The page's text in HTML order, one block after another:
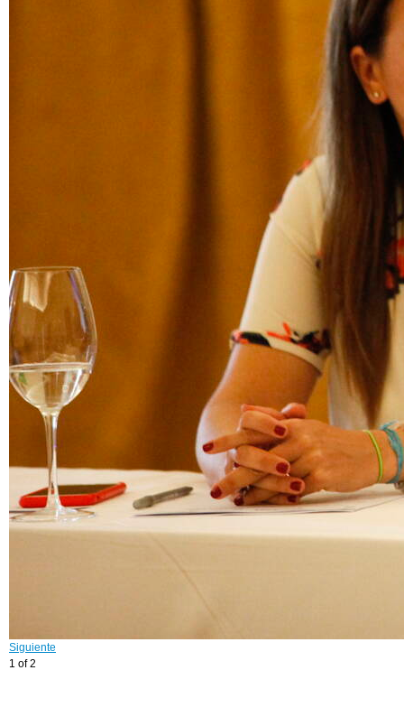
Siguiente
1 of 2